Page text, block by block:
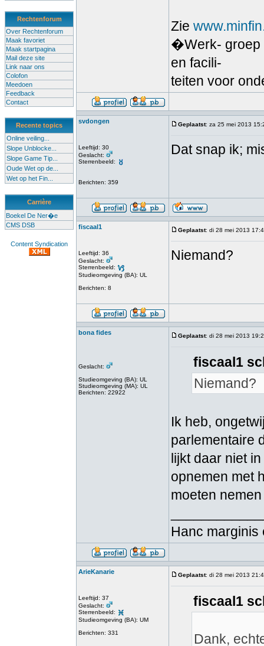
Rechtenforum
Over Rechtenforum
Maak favoriet
Maak startpagina
Mail deze site
Link naar ons
Colofon
Meedoen
Feedback
Contact
Recente topics
Online veiling...
Slope Unblocke...
Slope Game Tip...
Oude Wet op de...
Wet op het Fin...
Carrière
Boekel De Ner�e
CMS DSB
Content Syndication
Zie
�Werk- groep
en facili-
teiten voor
svdongen
Leeftijd: 30
Geslacht:
Sterrenbeeld:
Berichten: 359
Geplaatst: za 25 mei 2013
Dat snap ik;
fiscaal1
Leeftijd: 36
Geslacht:
Sterrenbeeld:
Studieomgeving (BA): UL
Berichten: 8
Geplaatst: di 28 mei 2013
Niemand?
bona fides
Geslacht:
Studieomgeving (BA): UL
Studieomgeving (MA): UL
Berichten: 22922
Geplaatst: di 28 mei 2013
fiscaal1
Niemand?
Ik heb,
parlementaire
lijkt daar niet
opnemen met
moeten
Hanc marginis
ArieKanarie
Leeftijd: 37
Geslacht:
Sterrenbeeld:
Studieomgeving (BA): UM
Berichten: 331
Geplaatst: di 28 mei 2013
fiscaal1
Dank,